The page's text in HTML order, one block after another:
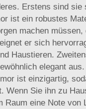
Erstens sind sie
ist ein robustes
machen
er sich
Haustieren.
elegant
ist einzigartig,
Wenn Sie ihn zu
Raum eine Note von